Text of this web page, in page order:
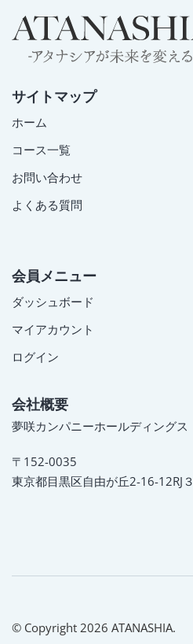
サイトマップ
ホーム
コース一覧
お問い合わせ
よくある質問
会員メニュー
ダッシュボード
マイアカウント
ログイン
会社概要
夢咲カンパニーホールディングス
〒152-0035
東京都目黒区自由が丘2-16-12RJ３
© Copyright 2026 ATANASHIA.